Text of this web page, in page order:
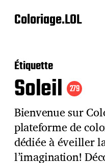
Coloriage.LOL
Étiquette
Soleil 279
Bienvenue sur
plateforme de
dédiée à éveiller
l’imagination!